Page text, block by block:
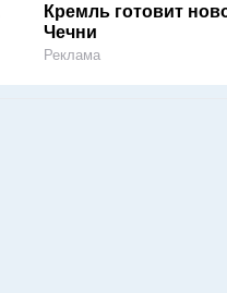
Кремль готовит
Чечни
Реклама